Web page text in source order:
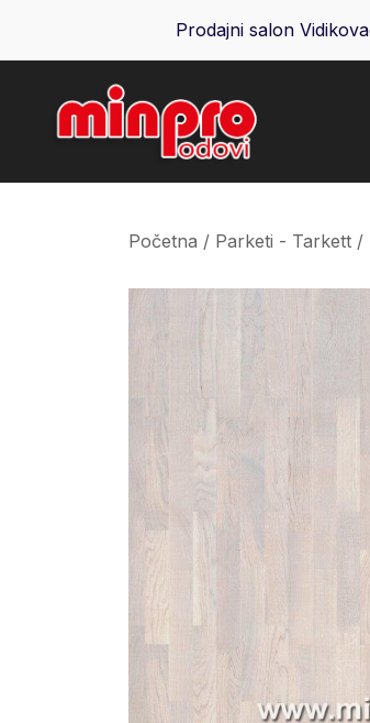
Prodajni salon
Minpro podovi
Početna / Parketi - Tarkett /